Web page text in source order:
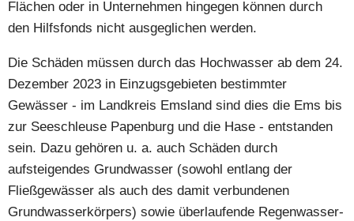
Flächen oder in Unternehmen hingegen können durch
den Hilfsfonds nicht ausgeglichen werden.
Die Schäden müssen durch das Hochwasser ab dem 24.
Dezember 2023 in Einzugsgebieten bestimmter
Gewässer - im Landkreis Emsland sind dies die Ems bis
zur Seeschleuse Papenburg und die Hase - entstanden
sein. Dazu gehören u. a. auch Schäden durch
aufsteigendes Grundwasser (sowohl entlang der
Fließgewässer als auch des damit verbundenen
Grundwasserkörpers) sowie überlaufende Regenwasser-